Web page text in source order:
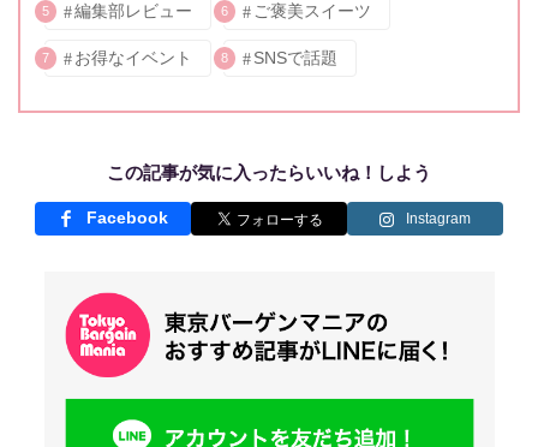
5 編集部レビュー 6 ご褒美スイーツ
7 お得なイベント 8 SNSで話題
この記事が気に入ったらいいね！しよう
Facebook Instagram